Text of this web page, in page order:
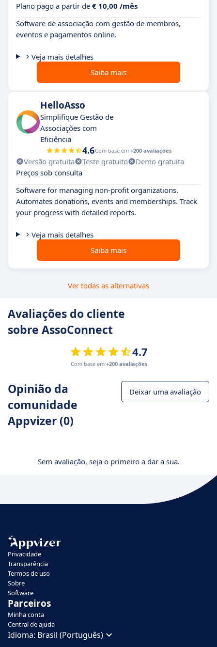
Plano pago a partir de € 10,00 /mês
Software de associação com gestão de membros,
eventos e pagamentos online.
Veja mais detalhes
Saiba mais
HelloAsso
Simplifique Gestão de
Associações com
Eficiência
4.6Com base em +200 avaliações
Versão gratuita Teste gratuito
Demo gratuita
Preços sob consulta
Software for managing non-profit organizations.
Automates donations, events and memberships. Track
your progress with detailed reports.
Veja mais detalhes
Saiba mais
Ver todas as alternativas
Avaliações do cliente
sobre AssoConnect
4.7
Com base em +200 avaliações
Opinião da
comunidade
Appvizer (0)
Deixar uma avaliação
Sem avaliação, seja o primeiro a dar a sua.
Privacidade
Transparência
Termos de uso
Sobre
Software
Parceiros
Minha conta
Central de ajuda
Idioma: Brasil (Português)